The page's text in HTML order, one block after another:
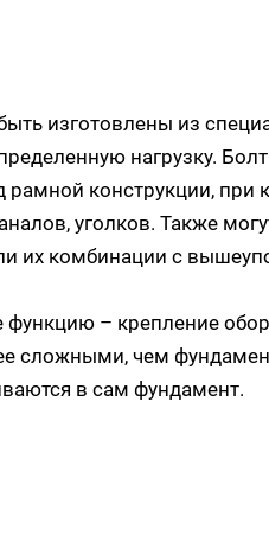
изготовлены из
нагрузку.
конструкции, при
уголков. Также
их комбинации с
– крепление
сложными, чем
в сам фундамент.